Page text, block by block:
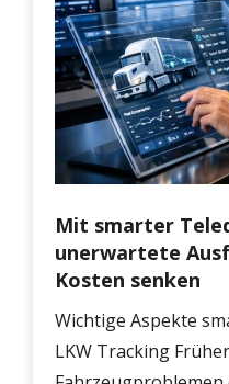
Mit smarter
unerwartete
Kosten senken
Wichtige Aspekte
LKW Tracking